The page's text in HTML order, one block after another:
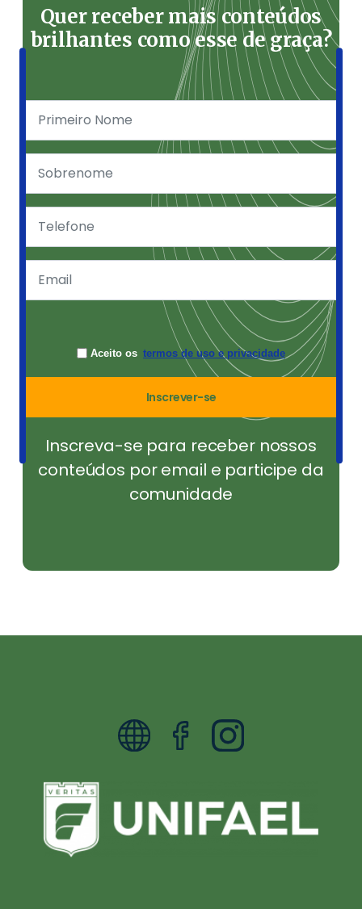
Quer receber mais conteúdos
brilhantes como esse de graça?
Aceito os termos de uso e privacidade
Inscrever-se
Inscreva-se para receber nossos
conteúdos por email e participe da
comunidade